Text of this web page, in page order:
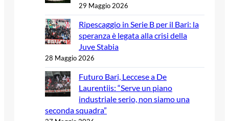
29 Maggio 2026
Ripescaggio in Serie B per il Bari: la
speranza è legata alla crisi della
Juve Stabia
28 Maggio 2026
Futuro Bari, Leccese a De
Laurentiis: “Serve un piano
industriale serio, non siamo una
seconda squadra”